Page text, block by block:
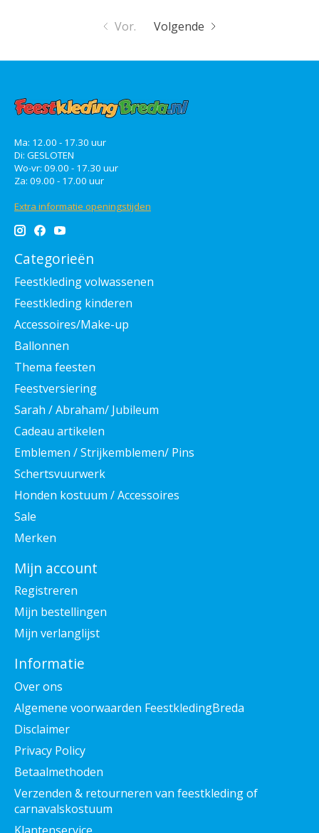
Vor. Volgende
Ma: 12.00 - 17.30 uur
Di: GESLOTEN
Wo-vr: 09.00 - 17.30 uur
Za: 09.00 - 17.00 uur
Extra informatie openingstijden
Categorieën
Feestkleding volwassenen
Feestkleding kinderen
Accessoires/Make-up
Ballonnen
Thema feesten
Feestversiering
Sarah / Abraham/ Jubileum
Cadeau artikelen
Emblemen / Strijkemblemen/ Pins
Schertsvuurwerk
Honden kostuum / Accessoires
Sale
Merken
Mijn account
Registreren
Mijn bestellingen
Mijn verlanglijst
Informatie
Over ons
Algemene voorwaarden FeestkledingBreda
Disclaimer
Privacy Policy
Betaalmethoden
Verzenden & retourneren van feestkleding of
carnavalskostuum